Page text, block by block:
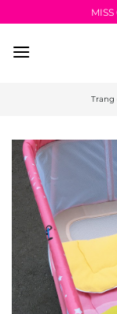
qua
nội
Trang